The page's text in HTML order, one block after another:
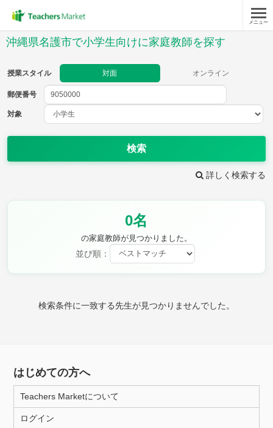
メニュー
沖縄県名護市で小学生向けに家庭教師を探す
授業スタイル 対面 オンライン
郵便番号
対象
検索
詳しく検索する
0名
の家庭教師が見つかりました。
並び順：
検索条件に一致する先生が見つかりませんでした。
郵便番号
教科
理科
保健・体育 図画工作 書写
月曜日 火曜日
所属大学
はじめての方へ
Teachers Marketについて
ログイン